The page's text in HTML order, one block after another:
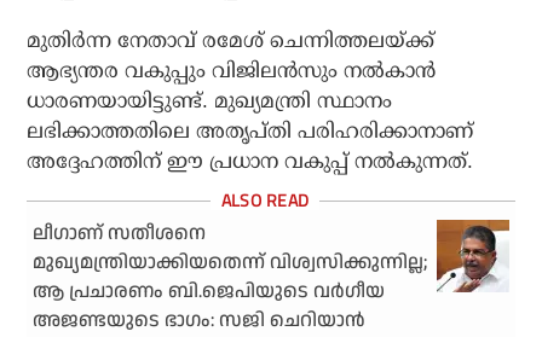
മുതിർന്ന നേതാവ് രമേശ് ചെന്നിത്തലയ്ക്ക്
ആഭ്യന്തര വകുപ്പും വിജിലൻസും നൽകാൻ
ധാരണയായിട്ടുണ്ട്. മുഖ്യമന്ത്രി സ്ഥാനം
ലഭിക്കാത്തതിലെ അതൃപ്തി പരിഹരിക്കാനാണ്
അദ്ദേഹത്തിന് ഈ പ്രധാന വകുപ്പ് നൽകുന്നത്.
ലീഗാണ് സതീശനെ
മുഖ്യമന്ത്രിയാക്കിയതെന്ന് വിശ്വസിക്കുന്നില്ല;
ആ പ്രചാരണം ബി.ജെപിയുടെ വര്‍ഗീയ
അജണ്ടയുടെ ഭാഗം: സജി ചെറിയാന്‍